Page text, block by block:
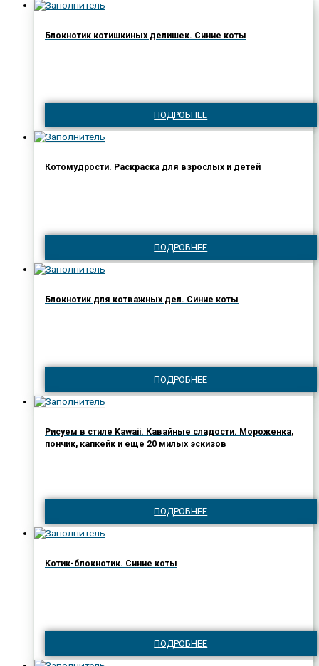
Блокнотик котишкиных делишек. Синие коты
ПОДРОБНЕЕ
Котомудрости. Раскраска для взрослых и детей
ПОДРОБНЕЕ
Блокнотик для котважных дел. Синие коты
ПОДРОБНЕЕ
Рисуем в стиле Kawaii. Кавайные сладости. Мороженка,
пончик, капкейк и еще 20 милых эскизов
ПОДРОБНЕЕ
Котик-блокнотик. Синие коты
ПОДРОБНЕЕ